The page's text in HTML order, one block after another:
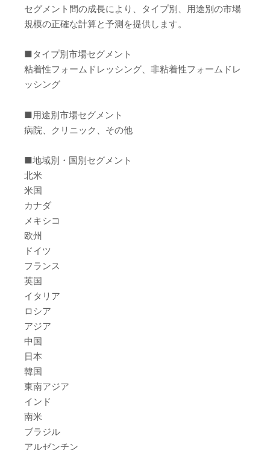
セグメント間の成長により、タイプ別、用途別の市場
規模の正確な計算と予測を提供します。
■タイプ別市場セグメント
粘着性フォームドレッシング、非粘着性フォームドレ
ッシング
■用途別市場セグメント
病院、クリニック、その他
■地域別・国別セグメント
北米
米国
カナダ
メキシコ
欧州
ドイツ
フランス
英国
イタリア
ロシア
アジア
中国
日本
韓国
東南アジア
インド
南米
ブラジル
アルゼンチン